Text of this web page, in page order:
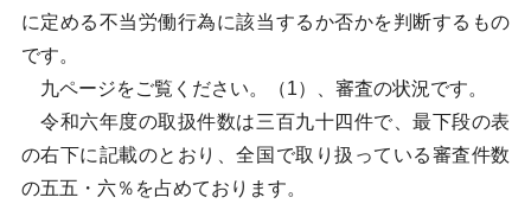
に定める不当労働行為に該当するか否かを判断するもの
です。
九ページをご覧ください。（1）、審査の状況です。
令和六年度の取扱件数は三百九十四件で、最下段の表
の右下に記載のとおり、全国で取り扱っている審査件数
の五五・六％を占めております。